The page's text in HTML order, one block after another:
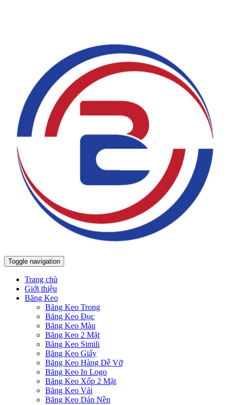
Toggle navigation
Trang chủ
Giới thiệu
Băng Keo
Băng Keo Trong
Băng Keo Đục
Băng Keo Màu
Băng Keo 2 Mặt
Băng Keo Simili
Băng Keo Giấy
Băng Keo Hàng Dễ Vỡ
Băng Keo In Logo
Băng Keo Xốp 2 Mặt
Băng Keo Vải
Băng Keo Dán Nền